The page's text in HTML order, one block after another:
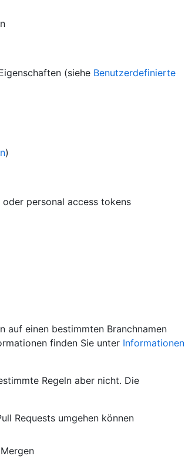
(siehe Benutzerdefinierte
)
oder personal access tokens
auf einen bestimmten Branchnamen
finden Sie unter Informationen
Regeln aber nicht. Die
Requests umgehen können